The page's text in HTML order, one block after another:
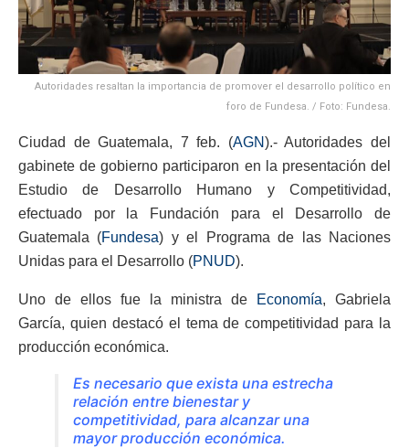
Autoridades resaltan la importancia de promover el desarrollo político en
foro de Fundesa. / Foto: Fundesa.
Ciudad de Guatemala, 7 feb. (AGN).- Autoridades del
gabinete de gobierno participaron en la presentación del
Estudio de Desarrollo Humano y Competitividad,
efectuado por la Fundación para el Desarrollo de
Guatemala (Fundesa) y el Programa de las Naciones
Unidas para el Desarrollo (PNUD).
Uno de ellos fue la ministra de Economía, Gabriela
García, quien destacó el tema de competitividad para la
producción económica.
Es necesario que exista una estrecha
relación entre bienestar y
competitividad, para alcanzar una
mayor producción económica.